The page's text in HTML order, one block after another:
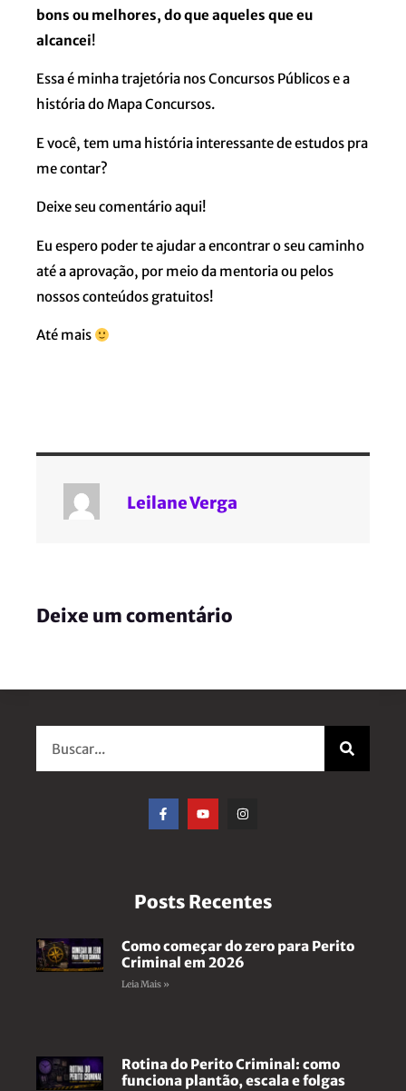
bons ou melhores, do que aqueles que eu
alcancei!
Essa é minha trajetória nos Concursos Públicos e a
história do Mapa Concursos.
E você, tem uma história interessante de estudos pra
me contar?
Deixe seu comentário aqui!
Eu espero poder te ajudar a encontrar o seu caminho
até a aprovação, por meio da mentoria ou pelos
nossos conteúdos gratuitos!
Até mais
Leilane Verga
Deixe um comentário
Posts Recentes
Como começar do zero para Perito
Criminal em 2026
Leia Mais »
Rotina do Perito Criminal: como
funciona plantão, escala e folgas